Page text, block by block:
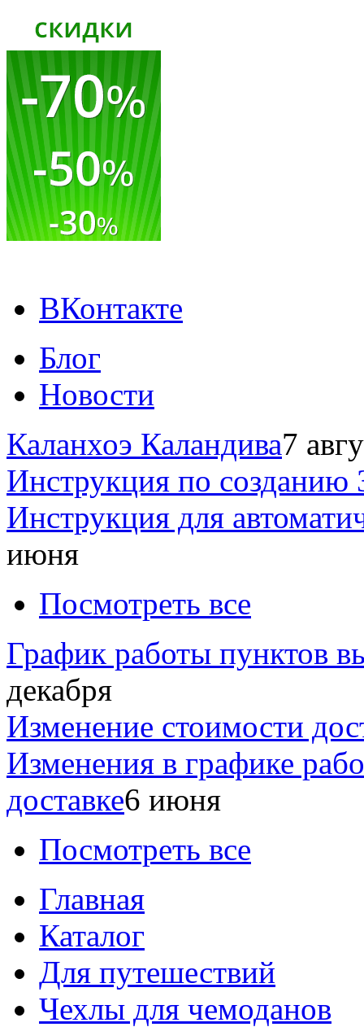
ВКонтакте
Блог
Новости
Каланхоэ Каландива7
Инструкция по созданию
Инструкция для
июня
Посмотреть все
График работы пунктов
декабря
Изменение стоимости
Изменения в графике
доставке6 июня
Посмотреть все
Главная
Каталог
Для путешествий
Чехлы для чемоданов